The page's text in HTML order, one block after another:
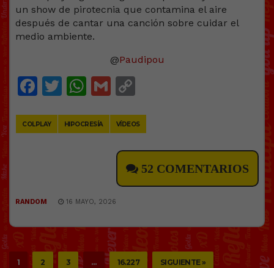
@Paudipou
Facebook
Twitter
WhatsApp
Gmail
COLPLAY HIPOCRESÍA VÍDEOS
52 COMENTARIOS
RANDOM 16 MAYO, 2026
1 2 3 … 16.227 SIGUIENTE »